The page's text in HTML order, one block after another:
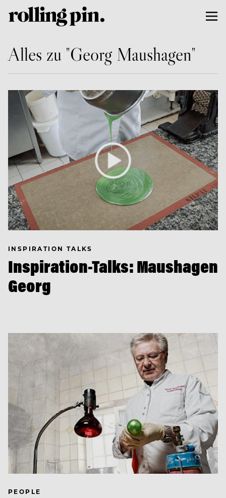
Alles zu "Georg Maushagen"
INSPIRATION TALKS
Inspiration-Talks: Maushagen
Georg
PEOPLE